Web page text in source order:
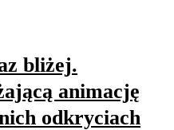
bliżej.
animację
odkryciach